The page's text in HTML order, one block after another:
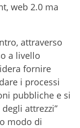
web 2.0 ma
attraverso
a livello
fornire
i processi
pubbliche e si
attrezzi”
modo di